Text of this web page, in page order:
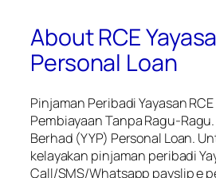
About RCE
Personal Loan
Pinjaman Peribadi Yayasan
Pembiayaan Tanpa Ragu-Ragu.
Berhad (YYP) Personal Loan.
kelayakan pinjaman peribadi
Call/SMS/Whatsapp payslip e